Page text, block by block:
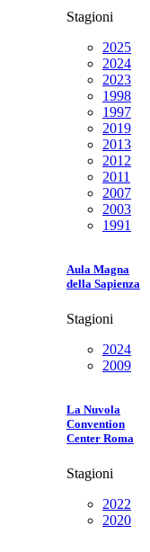
Stagioni
2025
2024
2023
1998
1997
2019
2013
2012
2011
2007
2003
1991
Aula Magna
della Sapienza
Stagioni
2024
2009
La Nuvola
Convention
Center Roma
Stagioni
2022
2020